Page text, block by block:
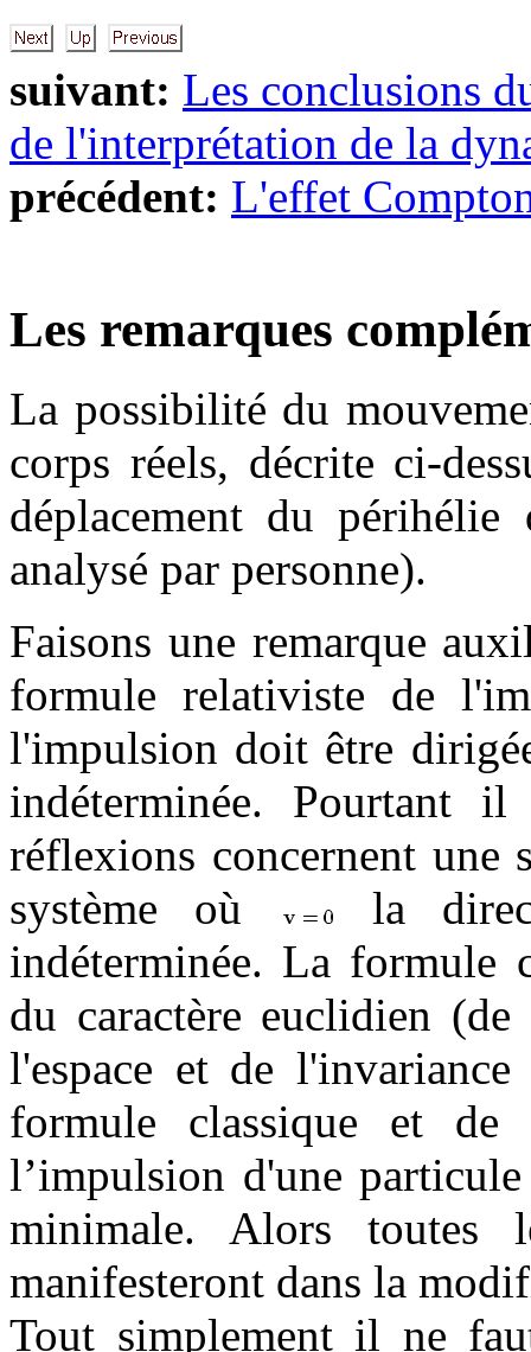
suivant: Les conclusions
de l'interprétation de la
précédent: L'effet
Les remarques
La possibilité du
corps réels, décrite ci-
déplacement du
analysé par personne).
Faisons une remarque
formule relativiste de
l'impulsion doit être
indéterminée. Pourtant
réflexions concernent une
système où
la
indéterminée. La formule
du caractère euclidien
l'espace et de
formule classique et
l’impulsion d'une
minimale. Alors toutes
manifesteront dans la
Tout simplement il ne